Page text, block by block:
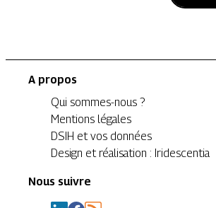
A propos
Qui sommes-nous ?
Mentions légales
DSIH et vos données
Design et réalisation : Iridescentia
Nous suivre